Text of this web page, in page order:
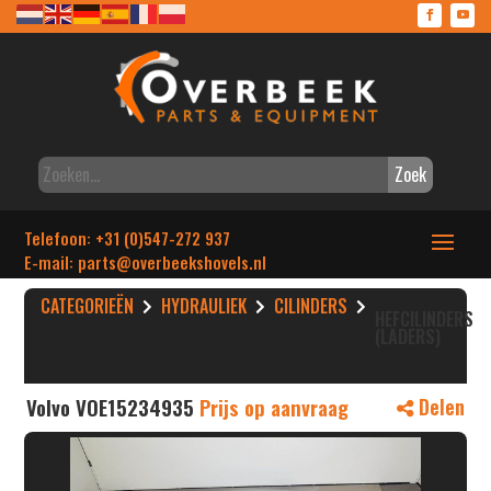
Zoek
Telefoon: +31 (0)547-272 937
E-mail: parts@overbeekshovels.nl
CATEGORIEËN HYDRAULIEK CILINDERS HEFCILINDERS
Volvo VOE15234935 Prijs op aanvraag Delen